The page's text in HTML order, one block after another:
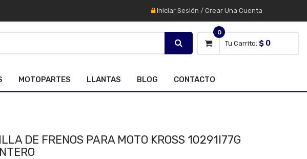
Iniciar Sesión / Crear Una Cuenta
Tu Carrito:
0
$ 0
MOTOPARTES LLANTAS BLOG CONTACTO
DE FRENOS PARA MOTO KROSS 10291I77G